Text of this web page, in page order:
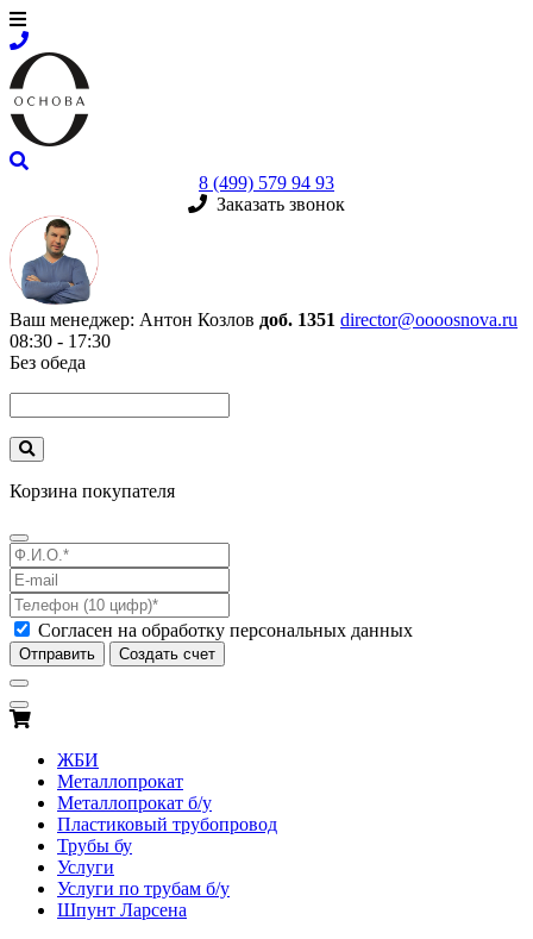
8 (499) 579 94 93
Заказать звонок
Ваш менеджер: Антон Козлов доб. 1351 director@oooosnova.ru
08:30 - 17:30
Без обеда
Корзина покупателя
Согласен на обработку персональных данных
Отправить Создать счет
ЖБИ
Металлопрокат
Металлопрокат б/у
Пластиковый трубопровод
Трубы бу
Услуги
Услуги по трубам б/у
Шпунт Ларсена